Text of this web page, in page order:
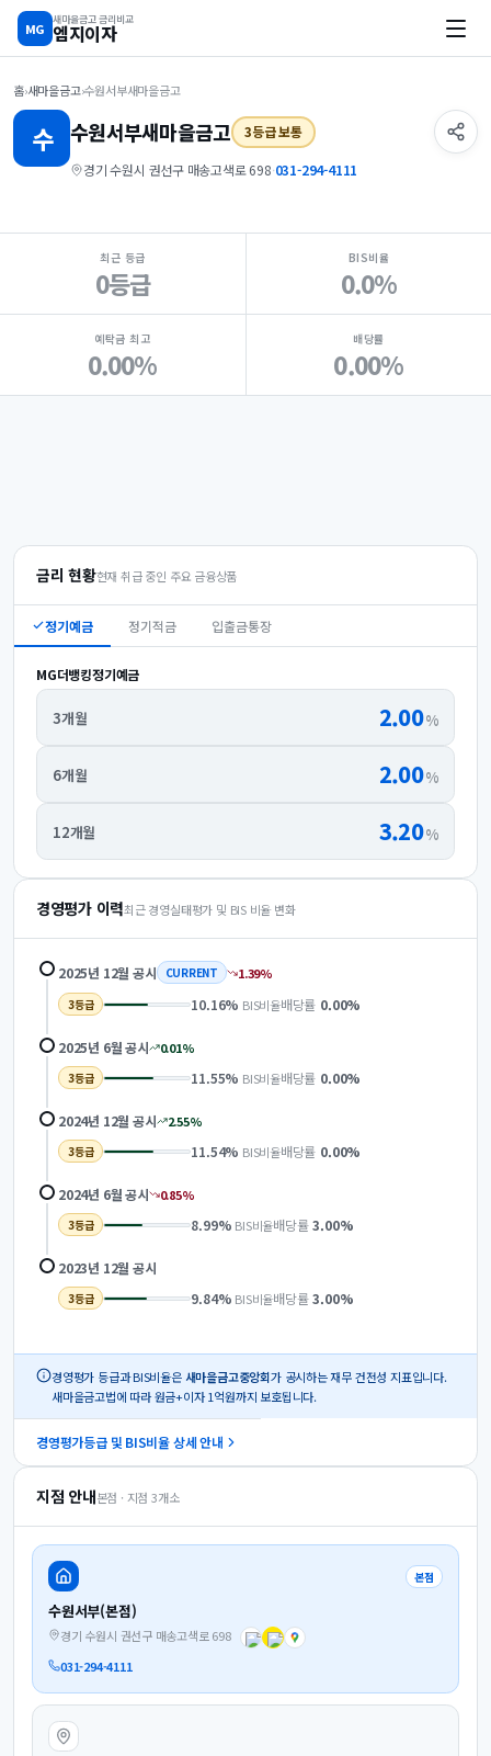
MG
새마을금고 금리비교
엠지이자
홈›새마을금고›수원서부새마을금고
수 수원서부새마을금고 3등급 보통
경기 수원시 권선구 매송고색로 698·031-294-4111
지점 핵심 지표 요약
최근 등급
0등급
BIS비율
0.0%
예탁금 최고
0.00%
배당률
0.00%
금리 현황현재 취급 중인 주요 금융상품
정기예금 정기적금 입출금통장
MG더뱅킹정기예금
3개월 2.00%
6개월 2.00%
12개월 3.20%
경영평가 이력최근 경영실태평가 및 BIS 비율 변화
2025년 12월 공시 CURRENT 1.39%
3등급 10.16% BIS비율배당률 0.00%
2025년 6월공시 0.01%
3등급 11.55% BIS비율배당률 0.00%
2024년 12월 공시 2.55%
3등급 11.54% BIS비율배당률 0.00%
2024년 6월공시 0.85%
3등급 8.99% BIS비율배당률 3.00%
2023년 12월 공시
3등급 9.84% BIS비율배당률 3.00%
경영평가 등급과 BIS비율은 새마을금고중앙회가 공시하는 재무 건전성 지표입니다.
새마을금고법에 따라 원금+이자 1억원까지 보호됩니다.
경영평가등급 및 BIS비율 상세 안내
지점 안내본점 · 지점 3개소
본점
수원서부(본점)
경기 수원시 권선구 매송고색로 698
031-294-4111